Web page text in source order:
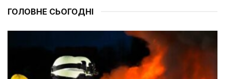
ГОЛОВНЕ СЬОГОДНІ